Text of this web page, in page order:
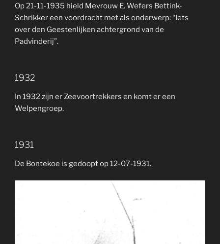
Op 21-11-1935 hield Mevrouw E. Wefers Bettink-
Schrikker een voordracht met als onderwerp: “Iets
over den Geestenlijken achtergrond van de
Padvinderij”.
1932
In 1932 zijn er Zeevoortrekkers en komt er een
Welpengroep.
1931
De Bontekoe is gedoopt op 12-07-1931.